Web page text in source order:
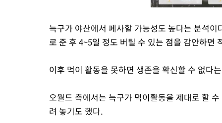
늑구가 야산에서 폐사할 가능성도 높다는 분석
로 준 후 4~5일 정도 버틸 수 있는 점을 감안하면
이후 먹이 활동을 못하면 생존을 확신할 수 없다
오월드 측에서는 늑구가 먹이활동을 제대로 할
려 놓기도 했다.